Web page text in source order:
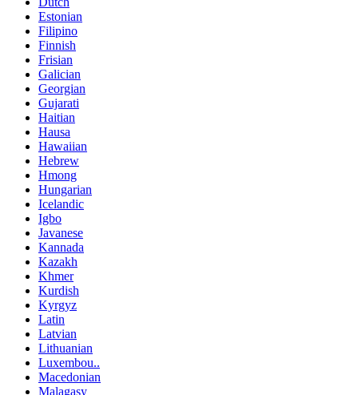
Estonian
Filipino
Finnish
Frisian
Galician
Georgian
Gujarati
Haitian
Hausa
Hawaiian
Hebrew
Hmong
Hungarian
Icelandic
Igbo
Javanese
Kannada
Kazakh
Khmer
Kurdish
Kyrgyz
Latin
Latvian
Lithuanian
Luxembou..
Macedonian
Malagasy